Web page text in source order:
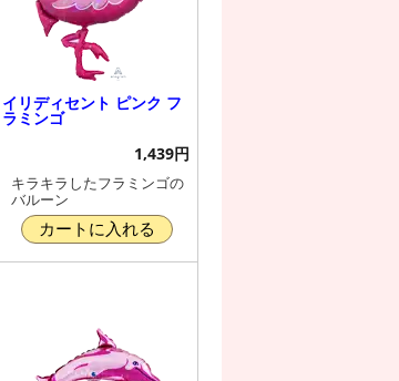
イリディセント ピンク フ
ラミンゴ
1,439円
キラキラしたフラミンゴの
バルーン
カートに入れる